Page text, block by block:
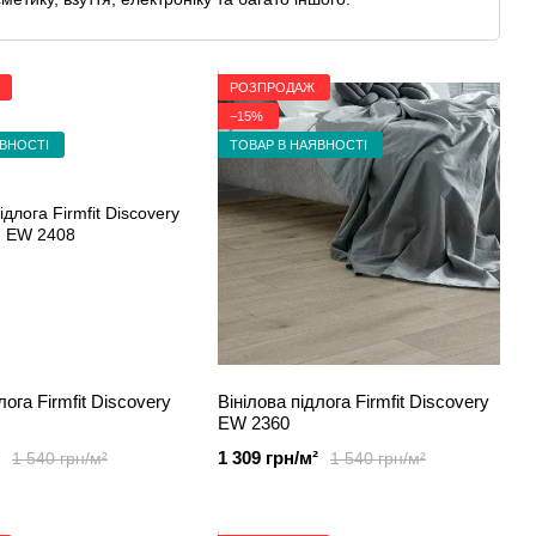
до вдосконалення. Ми гарантуємо високу якість всіх
до продукції брендів, але і ділимося інформацією
допомогти вам бути в тренді.
навігації та комфорту покупок. Тут ви знайдете все
почував себе особливим. Ми пропонуємо
насолоджуватися кращими продуктами світу моди
найкращі бренди світу. Відкрийте для себе новий рівень
Firmfit Discovery
1 540 грн/м²
РОЗПРОДАЖ
−15%
ТОВАР В НАЯВНОСТІ
Вінілова підлога Firmfit Discovery
EW 2360
1 540 грн/м²
1 309 грн/м²